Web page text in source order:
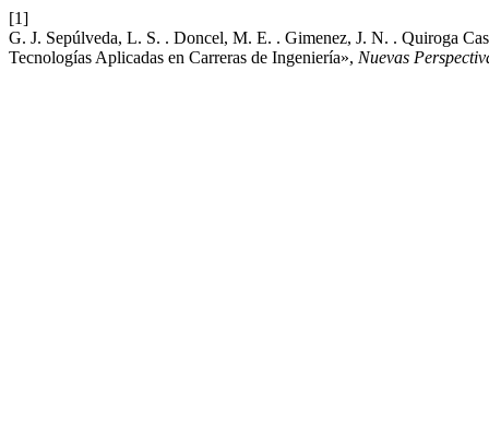
[1]
G. J. Sepúlveda, L. S. . Doncel, M. E. . Gimenez, J. N. . Quiroga
Tecnologías Aplicadas en Carreras de Ingeniería», Nuevas